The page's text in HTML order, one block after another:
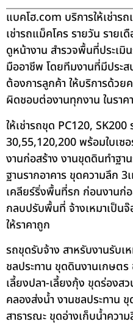
แบคโฮ.com บริการให้เช่าร
เช่ารถแม็คโคร รายวัน รายเ
ดูหน้างาน สำรวจพื้นที่ประเมิ
มืออาชีพ โดยทีมงานที่มีประส
ต้องการลูกค้า ให้บริการด้วย
ผิดชอบต่องานทุกงาน ในราค
ให้เช่ารถขุด PC120,
30,55,120,200 พร้อมใบเซ
งานก่อสร้าง งานขุดดินทำฐา
ฐานรากอาคาร ขุดความลึก
เคลียร์ริ่งพื้นที่รก ก่อนงานก่
กลบปรับพื้นที่ จ้างเหมาเป็นจ๊
ให้ราคาถูก
รถขุดรับจ้าง สาหรับงานรับเ
ชลประทาน ขุดดินงานเกษต
เลี้ยงปลา-เลี้ยงกุ้ง ขุดร่องส
คลองส่งน้ำ งานชลประทาน
สาธารณะ ขุดอ่างเก็บน้ำควา